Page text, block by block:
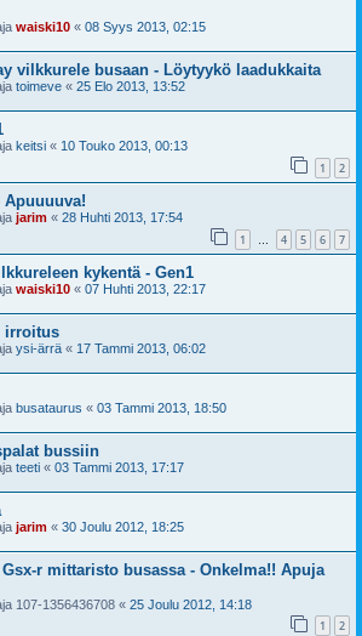
waiski10 « 08 Syys 2013, 02:15
vilkkurele busaan - Löytyykö laadukkaita
toimeve « 25 Elo 2013, 13:52
keitsi « 10 Touko 2013, 00:13
1 2
jarim « 28 Huhti 2013, 17:54
1 … 4 5 6 7
kykentä - Gen1
waiski10 « 07 Huhti 2013, 22:17
irroitus
ysi-ärrä « 17 Tammi 2013, 06:02
busataurus « 03 Tammi 2013, 18:50
bussiin
teeti « 03 Tammi 2013, 17:17
jarim « 30 Joulu 2012, 18:25
r mittaristo busassa - Onkelma!! Apuja
107-1356436708 « 25 Joulu 2012, 14:18
1 2